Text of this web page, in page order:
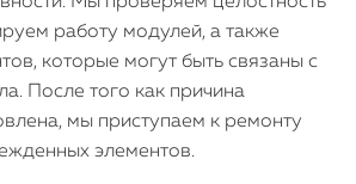
работу модулей, а также
которые могут быть связаны с
После того как причина
мы приступаем к ремонту
элементов.